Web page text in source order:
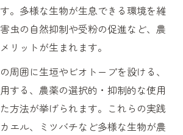
。多様な生物が生息できる環境を維
虫の自然抑制や受粉の促進など、農
リットが生まれます。
周囲に生垣やビオトープを設ける、
する、農薬の選択的・抑制的な使用
方法が挙げられます。これらの実践
エル、ミツバチなど多様な生物が農